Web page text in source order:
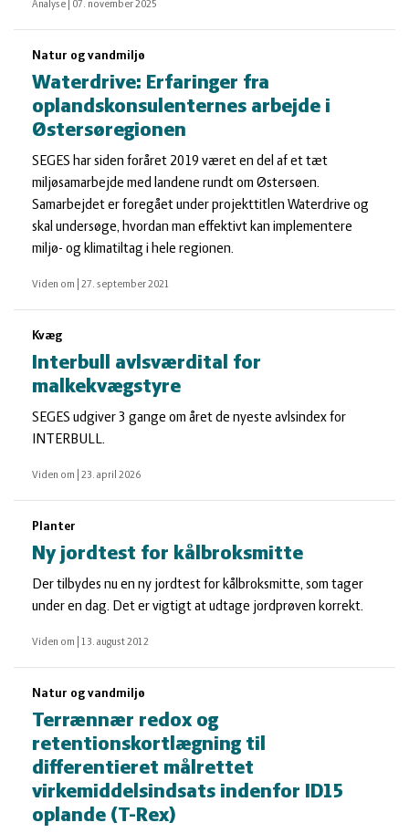
Analyse 07. november 2025
Natur og vandmiljø
Waterdrive: Erfaringer fra
oplandskonsulenternes arbejde i
Østersøregionen
SEGES har siden foråret 2019 været en del af et tæt
miljøsamarbejde med landene rundt om Østersøen.
Samarbejdet er foregået under projekttitlen Waterdrive og
skal undersøge, hvordan man effektivt kan implementere
miljø- og klimatiltag i hele regionen.
Viden om 27. september 2021
Kvæg
Interbull avlsværdital for
malkekvægstyre
SEGES udgiver 3 gange om året de nyeste avlsindex for
INTERBULL.
Viden om 23. april 2026
Planter
Ny jordtest for kålbroksmitte
Der tilbydes nu en ny jordtest for kålbroksmitte, som tager
under en dag. Det er vigtigt at udtage jordprøven korrekt.
Viden om 13. august 2012
Natur og vandmiljø
Terrænnær redox og
retentionskortlægning til
differentieret målrettet
virkemiddelsindsats indenfor ID15
oplande (T-Rex)